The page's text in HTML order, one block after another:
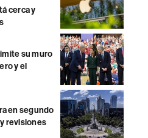
cerca y
su muro
y el
en segundo
revisiones